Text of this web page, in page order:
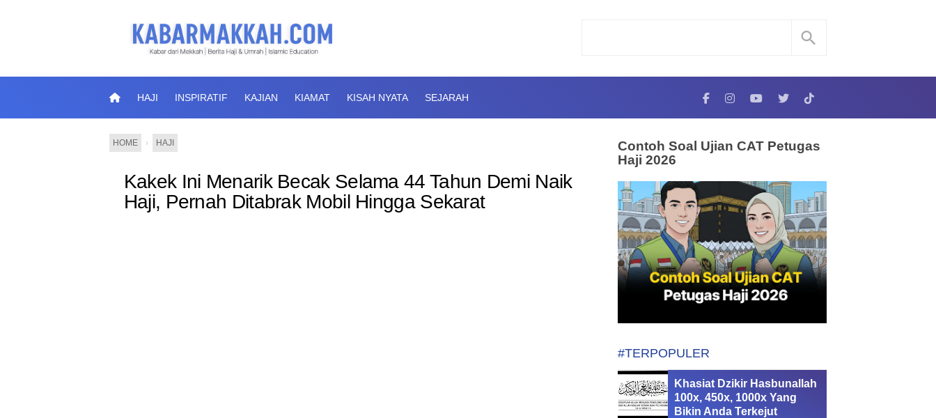
HAJI INSPIRATIF KAJIAN KIAMAT KISAH NYATA SEJARAH
HOME › HAJI
Kakek Ini Menarik Becak Selama 44 Tahun Demi Naik
Haji, Pernah Ditabrak Mobil Hingga Sekarat
Contoh Soal Ujian CAT Petugas
Haji 2026
#TERPOPULER
Khasiat Dzikir Hasbunallah
100x, 450x, 1000x Yang
Bikin Anda Terkejut